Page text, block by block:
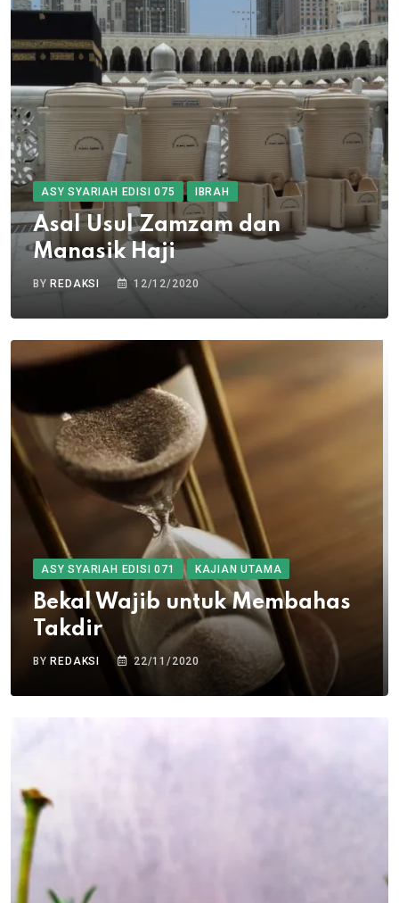
ASY SYARIAH EDISI 075 IBRAH
Asal Usul Zamzam dan
Manasik Haji
BY REDAKSI 12/12/2020
ASY SYARIAH EDISI 071 KAJIAN UTAMA
Bekal Wajib untuk Membahas
Takdir
BY REDAKSI 22/11/2020